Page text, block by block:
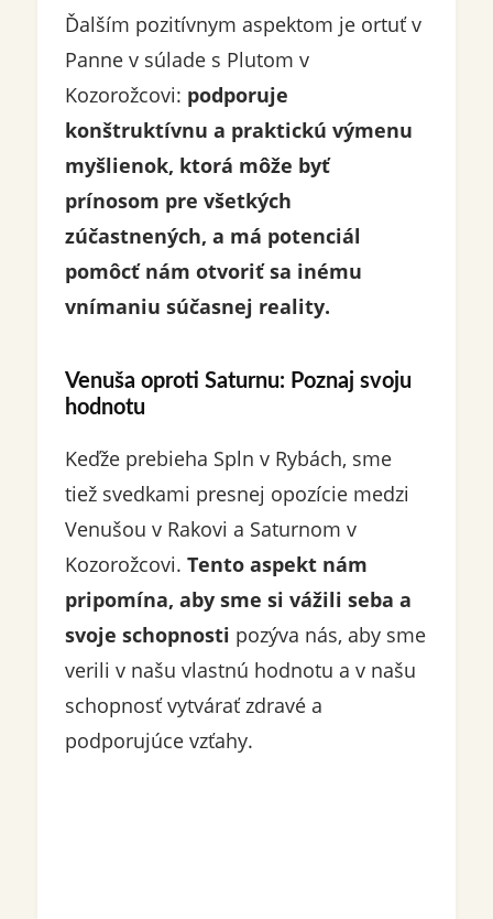
Ďalším pozitívnym aspektom je ortuť v
Panne v súlade s Plutom v
Kozorožcovi: podporuje
konštruktívnu a praktickú výmenu
myšlienok, ktorá môže byť
prínosom pre všetkých
zúčastnených, a má potenciál
pomôcť nám otvoriť sa inému
vnímaniu súčasnej reality.
Venuša oproti Saturnu: Poznaj svoju
hodnotu
Keďže prebieha Spln v Rybách, sme
tiež svedkami presnej opozície medzi
Venušou v Rakovi a Saturnom v
Kozorožcovi. Tento aspekt nám
pripomína, aby sme si vážili seba a
svoje schopnosti pozýva nás, aby sme
verili v našu vlastnú hodnotu a v našu
schopnosť vytvárať zdravé a
podporujúce vzťahy.